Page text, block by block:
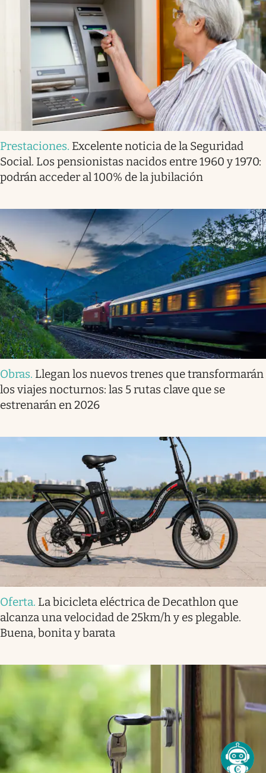
Prestaciones. Excelente noticia de la Seguridad
Social. Los pensionistas nacidos entre 1960 y 1970:
podrán acceder al 100% de la jubilación
Obras. Llegan los nuevos trenes que transformarán
los viajes nocturnos: las 5 rutas clave que se
estrenarán en 2026
Oferta. La bicicleta eléctrica de Decathlon que
alcanza una velocidad de 25km/h y es plegable.
Buena, bonita y barata